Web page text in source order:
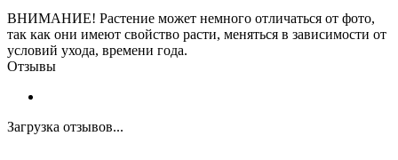
ВНИМАНИЕ! Растение может немного отличаться от фото,
так как они имеют свойство расти, меняться в зависимости от
условий ухода, времени года.
Отзывы
Загрузка отзывов...